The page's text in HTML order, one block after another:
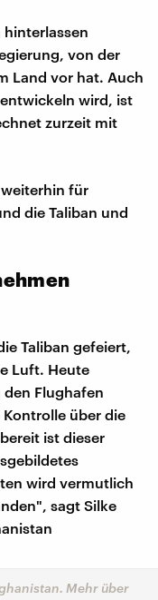
hinterlassen
von der
Land vor hat. Auch
wird, ist
zurzeit mit
für
die Taliban und
Taliban gefeiert,
Luft. Heute
den Flughafen
über die
ist dieser
wird vermutlich
sagt Silke
Mehr über